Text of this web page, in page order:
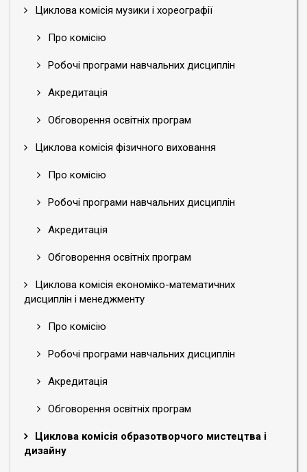
Циклова комісія музики і хореографії
Про комісію
Робочі програми навчальних дисциплін
Акредитація
Обговорення освітніх програм
Циклова комісія фізичного виховання
Про комісію
Робочі програми навчальних дисциплін
Акредитація
Обговорення освітніх програм
Циклова комісія економіко-математичних
дисциплін і менеджменту
Про комісію
Робочі програми навчальних дисциплін
Акредитація
Обговорення освітніх програм
Циклова комісія образотворчого мистецтва і
дизайну